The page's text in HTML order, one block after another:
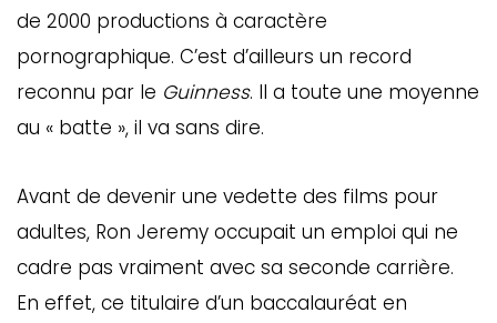
de 2000 productions à caractère
pornographique. C’est d’ailleurs un record
reconnu par le Guinness. Il a toute une moyenne
au « batte », il va sans dire.
Avant de devenir une vedette des films pour
adultes, Ron Jeremy occupait un emploi qui ne
cadre pas vraiment avec sa seconde carrière.
En effet, ce titulaire d’un baccalauréat en